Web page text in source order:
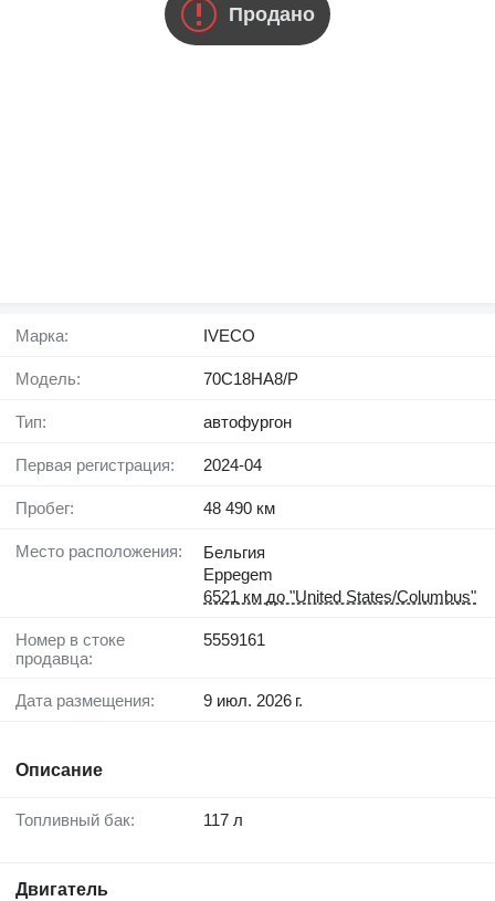
Продано
Марка: IVECO
Модель: 70C18HA8/P
Тип: автофургон
Первая регистрация: 2024-04
Пробег: 48 490 км
Место расположения:
Бельгия
Eppegem
6521 км до "United States/Columbus"
Номер в стоке
продавца:
5559161
Дата размещения: 9 июл. 2026 г.
Описание
Топливный бак: 117 л
Двигатель